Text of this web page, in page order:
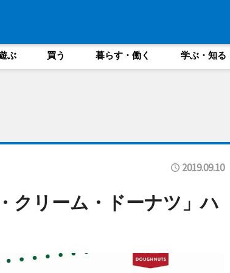
ぶ 買う 暮らす・働く 学ぶ・知る
2019.09.10
クリーム・ドーナツ」ハ